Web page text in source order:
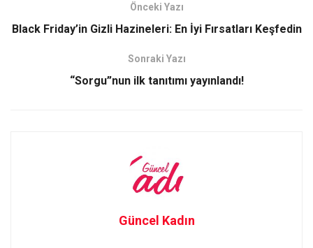
o
o
Önceki Yazı
Black Friday’in Gizli Hazineleri: En İyi Fırsatları Keşfedin
Sonraki Yazı
“Sorgu”nun ilk tanıtımı yayınlandı!
Güncel Kadın